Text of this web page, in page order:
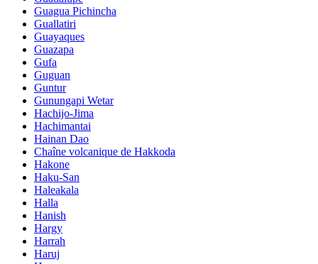
Guagua Pichincha
Guallatiri
Guayaques
Guazapa
Gufa
Guguan
Guntur
Gunungapi Wetar
Hachijo-Jima
Hachimantai
Hainan Dao
Chaîne volcanique de Hakkoda
Hakone
Haku-San
Haleakala
Halla
Hanish
Hargy
Harrah
Haruj